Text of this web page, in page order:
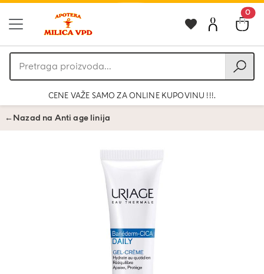
0
Pretraga
proizvoda
CENE VAŽE SAMO ZA ONLINE KUPOVINU !!!.
←Nazad na Anti age linija